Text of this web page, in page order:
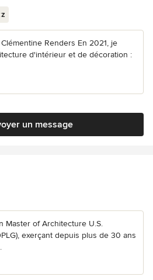
Renders En 2021, je
d'intérieur et de décoration :
un message
5
Master of Architecture U.S.
exerçant depuis plus de 30 ans